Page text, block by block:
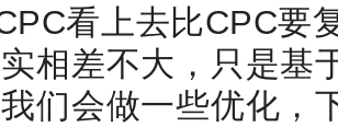
看上去比CPC要
相差不大，只是基
们会做一些优化，